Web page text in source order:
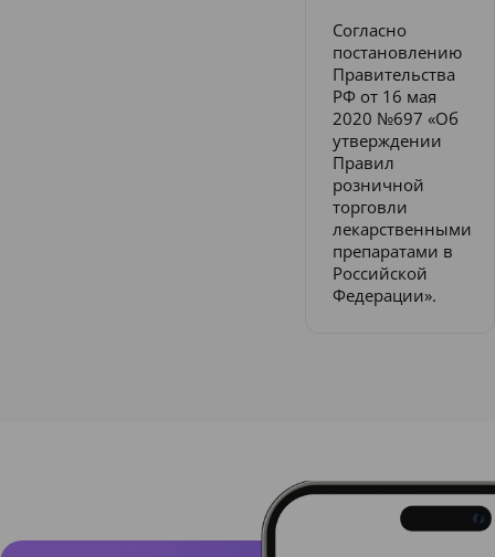
Согласно
постановлению
Правительства
РФ от 16 мая
2020 №697 «Об
утверждении
Правил
розничной
торговли
лекарственными
препаратами в
Российской
Федерации».